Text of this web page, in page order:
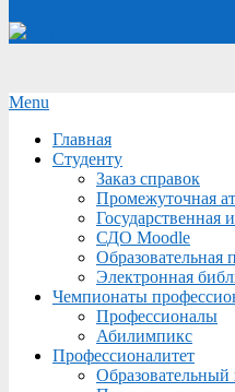
Secondary
Menu
Menu
Главная
Студенту
Заказ справок
Промежуточная
Государственная
СДО Moodle
Электронная
Чемпионаты
Профессионалы
Абилимпикс
Профессионалитет
Образовательный